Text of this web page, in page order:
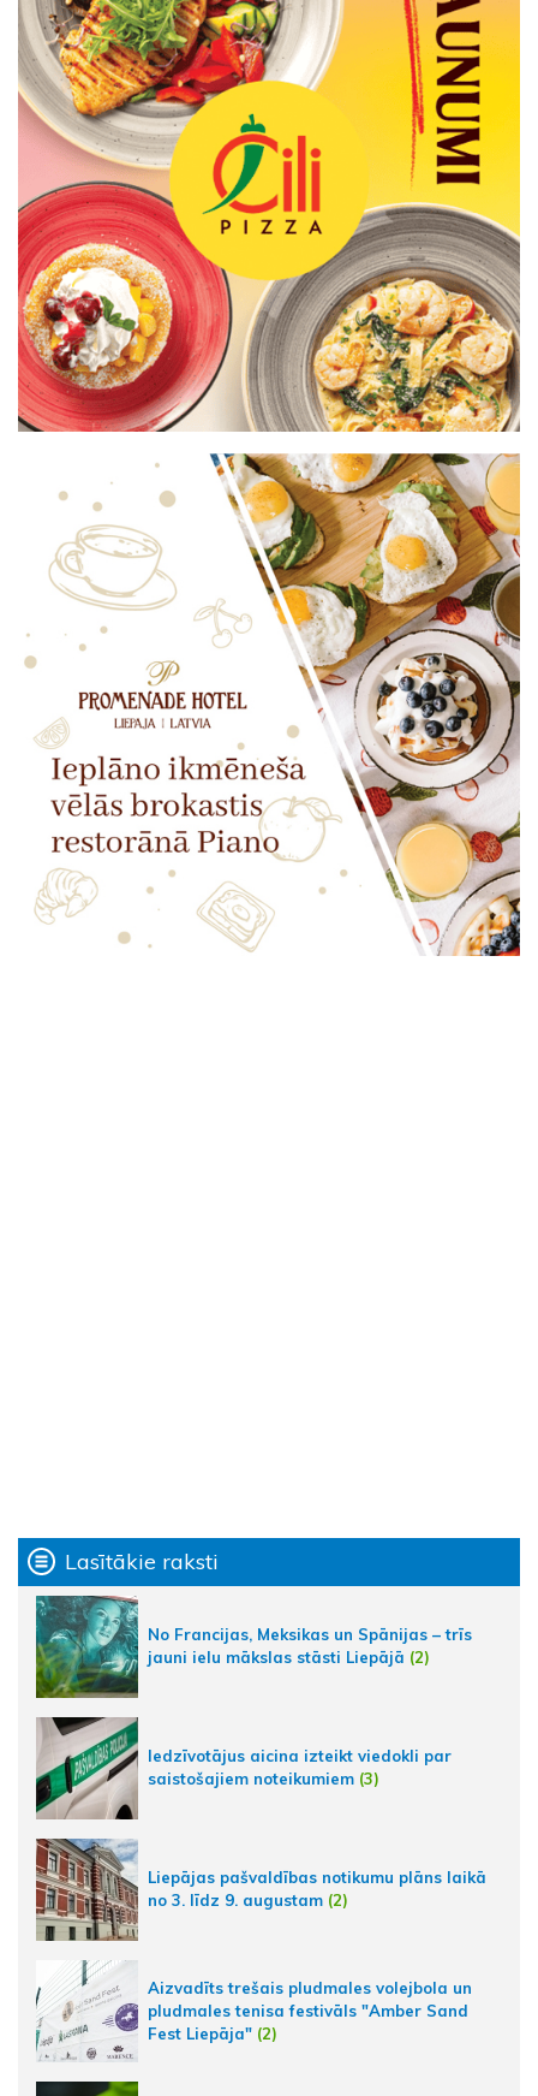
Lasītākie raksti
No Francijas, Meksikas un Spānijas – trīs
jauni ielu mākslas stāsti Liepājā (2)
Iedzīvotājus aicina izteikt viedokli par
saistošajiem noteikumiem (3)
Liepājas pašvaldības notikumu plāns laikā
no 3. līdz 9. augustam (2)
Aizvadīts trešais pludmales volejbola un
pludmales tenisa festivāls "Amber Sand
Fest Liepāja" (2)